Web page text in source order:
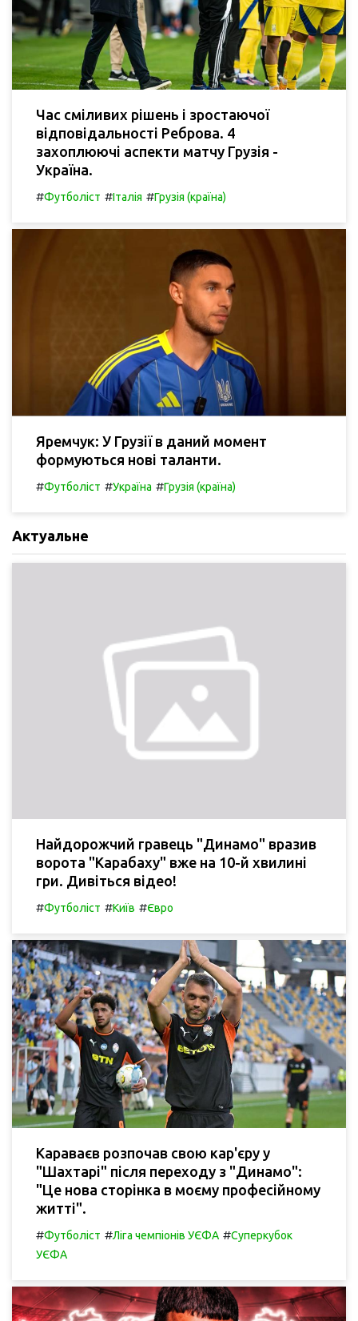
Час сміливих рішень і зростаючої
відповідальності Реброва. 4
захоплюючі аспекти матчу Грузія -
Україна.
#Футболіст #Італія #Грузія (країна)
Яремчук: У Грузії в даний момент
формуються нові таланти.
#Футболіст #Україна #Грузія (країна)
Актуальне
Найдорожчий гравець "Динамо" вразив
ворота "Карабаху" вже на 10-й хвилині
гри. Дивіться відео!
#Футболіст #Київ #Євро
Караваєв розпочав свою кар'єру у
"Шахтарі" після переходу з "Динамо":
"Це нова сторінка в моєму професійному
житті".
#Футболіст #Ліга чемпіонів УЄФА #Суперкубок
УЄФА